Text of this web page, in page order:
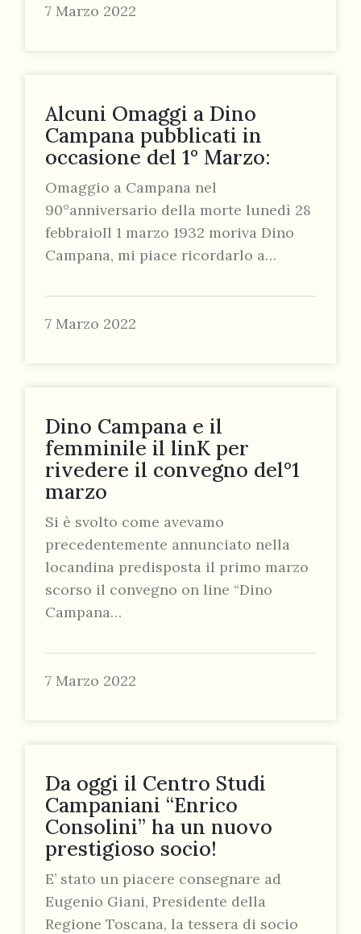
7 Marzo 2022
Alcuni Omaggi a Dino
Campana pubblicati in
occasione del 1° Marzo:
Omaggio a Campana nel
90°anniversario della morte lunedì 28
febbraioIl 1 marzo 1932 moriva Dino
Campana, mi piace ricordarlo a…
7 Marzo 2022
Dino Campana e il
femminile il linK per
rivedere il convegno del°1
marzo
Si è svolto come avevamo
precedentemente annunciato nella
locandina predisposta il primo marzo
scorso il convegno on line “Dino
Campana…
7 Marzo 2022
Da oggi il Centro Studi
Campaniani “Enrico
Consolini” ha un nuovo
prestigioso socio!
E’ stato un piacere consegnare ad
Eugenio Giani, Presidente della
Regione Toscana, la tessera di socio